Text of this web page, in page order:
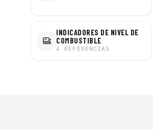
INDICADORES DE NIVEL DE
COMBUSTIBLE
4 REFERENCIAS